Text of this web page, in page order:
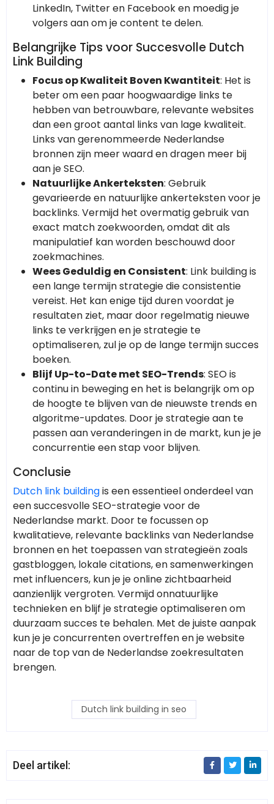
LinkedIn, Twitter en Facebook en moedig je
volgers aan om je content te delen.
Belangrijke Tips voor Succesvolle Dutch
Link Building
Focus op Kwaliteit Boven Kwantiteit: Het is
beter om een paar hoogwaardige links te
hebben van betrouwbare, relevante websites
dan een groot aantal links van lage kwaliteit.
Links van gerenommeerde Nederlandse
bronnen zijn meer waard en dragen meer bij
aan je SEO.
Natuurlijke Ankerteksten: Gebruik
gevarieerde en natuurlijke ankerteksten voor je
backlinks. Vermijd het overmatig gebruik van
exact match zoekwoorden, omdat dit als
manipulatief kan worden beschouwd door
zoekmachines.
Wees Geduldig en Consistent: Link building is
een lange termijn strategie die consistentie
vereist. Het kan enige tijd duren voordat je
resultaten ziet, maar door regelmatig nieuwe
links te verkrijgen en je strategie te
optimaliseren, zul je op de lange termijn succes
boeken.
Blijf Up-to-Date met SEO-Trends: SEO is
continu in beweging en het is belangrijk om op
de hoogte te blijven van de nieuwste trends en
algoritme-updates. Door je strategie aan te
passen aan veranderingen in de markt, kun je je
concurrentie een stap voor blijven.
Conclusie
Dutch link buildingis een essentieel onderdeel van
een succesvolle SEO-strategie voor de
Nederlandse markt. Door te focussen op
kwalitatieve, relevante backlinks van Nederlandse
bronnen en het toepassen van strategieën zoals
gastbloggen, lokale citations, en samenwerkingen
met influencers, kun je je online zichtbaarheid
aanzienlijk vergroten. Vermijd onnatuurlijke
technieken en blijf je strategie optimaliseren om
duurzaam succes te behalen. Met de juiste aanpak
kun je je concurrenten overtreffen en je website
naar de top van de Nederlandse zoekresultaten
brengen.
Dutch link building in seo
Deel artikel: